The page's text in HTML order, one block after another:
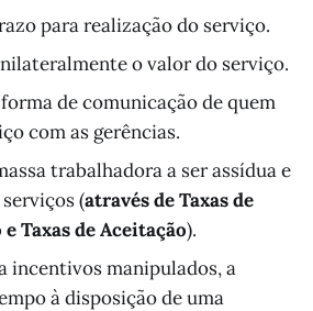
para realização do serviço.
o valor do serviço.
de comunicação de quem
com as gerências.
trabalhadora a ser assídua e
(através de Taxas de
Taxas de Aceitação).
incentivos manipulados, a
à disposição de uma